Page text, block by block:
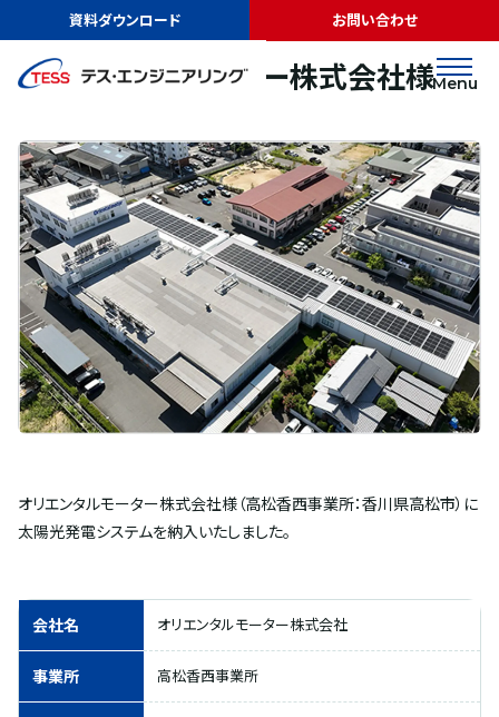
資料ダウンロード お問い合わせ
Menu
実績紹介 オリエンタルモーター株式会社様
太陽光発電 屋根
オリエンタルモーター株式会社様
オリエンタルモーター株式会社様（高松香西事業所：香川県高松市）に
太陽光発電システムを納入いたしました。
会社名 オリエンタルモーター株式会社
事業所 高松香西事業所